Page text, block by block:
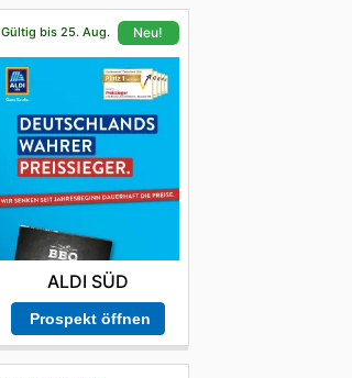
Gültig bis 25. Aug. Neu!
ALDI SÜD
Prospekt öffnen